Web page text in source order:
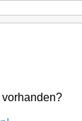
vorhanden?